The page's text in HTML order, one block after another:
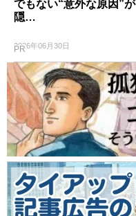
でもない“意外な原因”が
隠…
2026年06月30日
PR